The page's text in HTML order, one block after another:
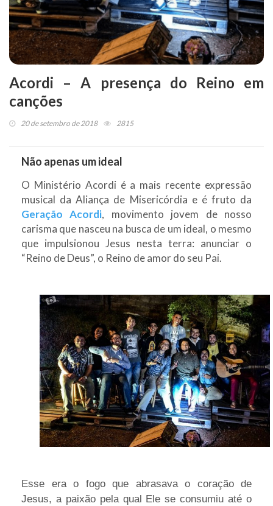
Acordi – A presença do Reino em
canções
20 de setembro de 2018 2815
Não apenas um ideal
O Ministério Acordi é a mais recente expressão
musical da Aliança de Misericórdia e é fruto da
Geração Acordi, movimento jovem de nosso
carisma que nasceu na busca de um ideal, o mesmo
que impulsionou Jesus nesta terra: anunciar o
“Reino de Deus”, o Reino de amor do seu Pai.
Esse era o fogo que abrasava o coração de
Jesus, a paixão pela qual Ele se consumiu até o